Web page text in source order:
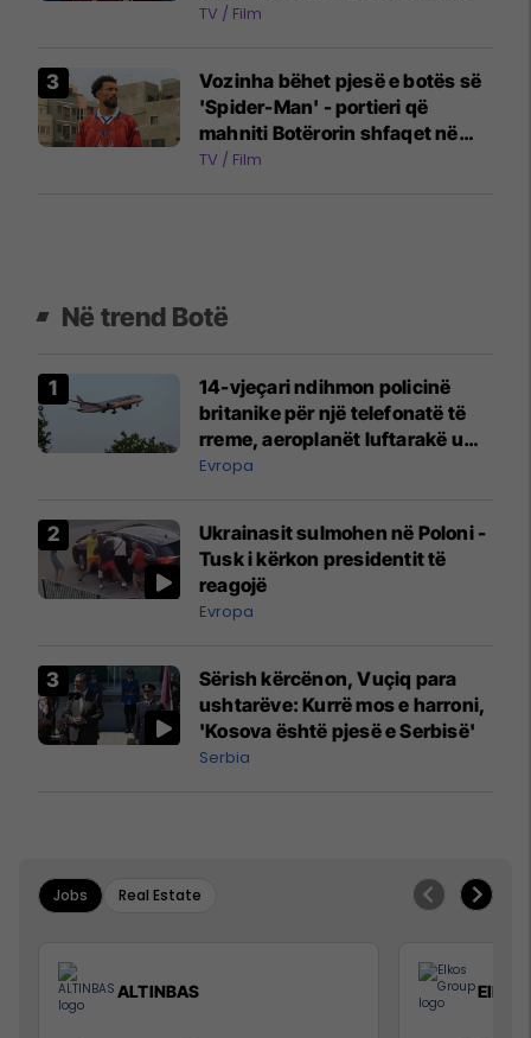
TV / Film
Vozinha bëhet pjesë e botës së
'Spider-Man' - portieri që
mahniti Botërorin shfaqet në
reklamën e filmit të ri
TV / Film
Në trend Botë
14-vjeçari ndihmon policinë
britanike për një telefonatë të
rreme, aeroplanët luftarakë u
ngritën në ajër për të
Mançesterit
Evropa
Ukrainasit sulmohen në Poloni -
Tusk i kërkon presidentit të
reagojë
Evropa
Sërish kërcënon, Vuçiq para
ushtarëve: Kurrë mos e harroni,
'Kosova është pjesë e Serbisë'
Serbia
Jobs Real Estate
ALTINBAS Elkos